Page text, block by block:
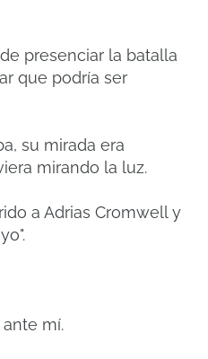
presenciar la batalla
que podría ser
su mirada era
mirando la luz.
a Adrias Cromwell y
mí.